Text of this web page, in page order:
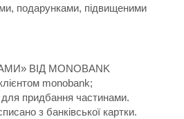
подарунками, підвищеними
ВІД MONOBANK
monobank;
для придбання частинами.
з банківської картки.